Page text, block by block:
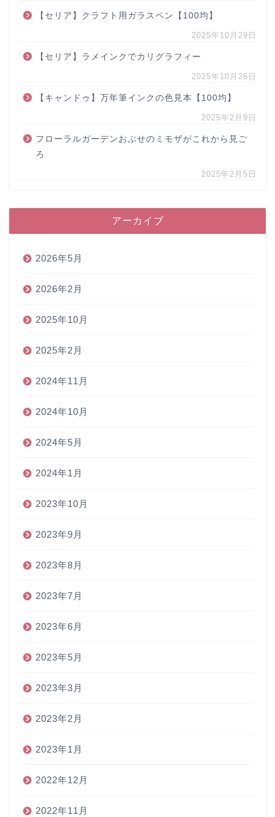
【セリア】クラフト用ガラスペン【100均】
2025年10月29日
【セリア】ラメインクでカリグラフィー
2025年10月26日
【キャンドゥ】万年筆インクの色見本【100均】
2025年2月9日
フローラルガーデンおぶせのミモザがこれから見ご
ろ
2025年2月5日
アーカイブ
2026年5月
2026年2月
2025年10月
2025年2月
2024年11月
2024年10月
2024年5月
2024年1月
2023年10月
2023年9月
2023年8月
2023年7月
2023年6月
2023年5月
2023年3月
2023年2月
2023年1月
2022年12月
2022年11月